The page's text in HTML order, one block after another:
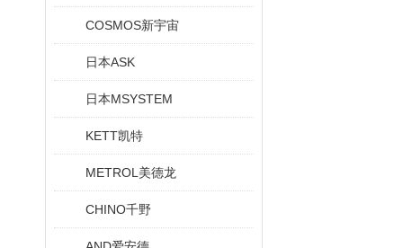
COSMOS新宇宙
日本ASK
日本MSYSTEM
KETT凯特
METROL美德龙
CHINO千野